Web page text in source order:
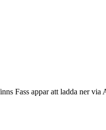
Fass appar att ladda ner via